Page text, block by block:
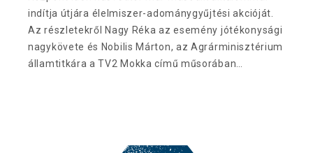
indítja útjára élelmiszer-adománygyűjtési akcióját.
Az részletekről Nagy Réka az esemény jótékonysági
nagykövete és Nobilis Márton, az Agrárminisztérium
államtitkára a TV2 Mokka című műsorában…